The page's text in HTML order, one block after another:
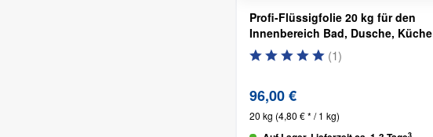
Profi-Flüssigfolie 20 kg für den
Innenbereich Bad, Dusche, Küche
(1)
96,00 €
20 kg (4,80 € * / 1 kg)
3